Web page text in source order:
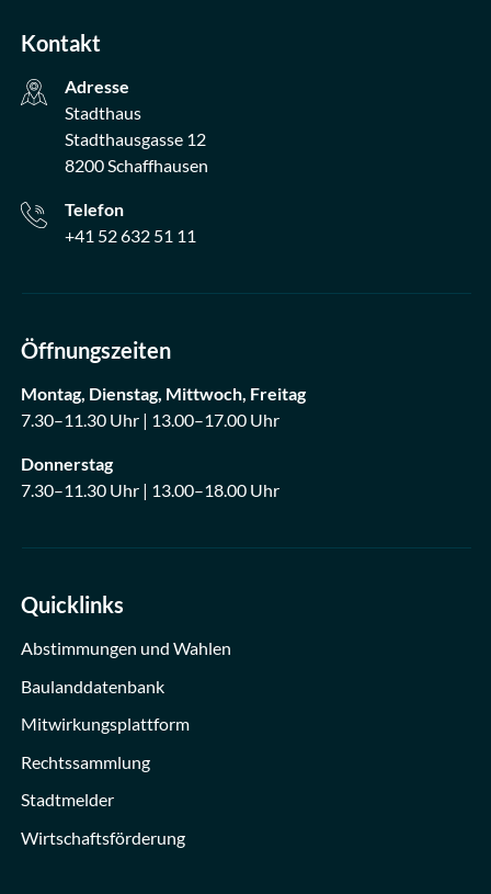
Kontakt
Adresse
Stadthaus
Stadthausgasse 12
8200 Schaffhausen
Telefon
+41 52 632 51 11
Öffnungszeiten
Montag, Dienstag, Mittwoch, Freitag
7.30–11.30 Uhr | 13.00–17.00 Uhr
Donnerstag
7.30–11.30 Uhr | 13.00–18.00 Uhr
Quicklinks
Abstimmungen und Wahlen
Baulanddatenbank
Mitwirkungsplattform
Rechtssammlung
Stadtmelder
Wirtschaftsförderung